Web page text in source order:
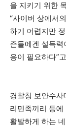
을 지키기 위한
“사이버 상에서
하기 어렵지만
즌들에겐 설득
응이 필요하다”
경찰청 보안수
리민족끼리 등에
활발하게 하는